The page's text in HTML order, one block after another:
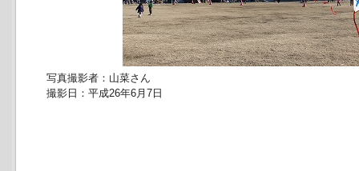
写真撮影者：山菜さん
撮影日：平成26年6月7日